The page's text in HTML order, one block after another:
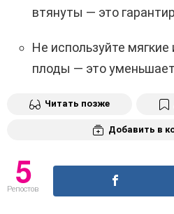
втянуты — это
Не используйте
плоды — это
Читать позже
Добавить в
5
Репостов